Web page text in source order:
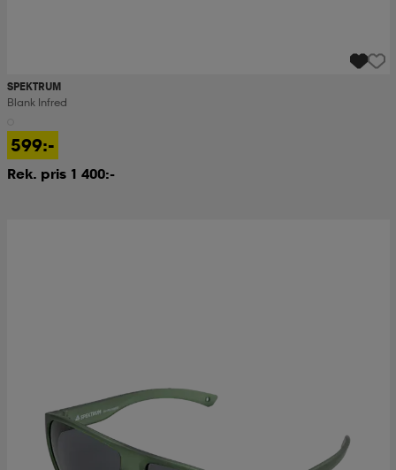
SPEKTRUM
Blank Infred
599:-
Rek. pris 1 400:-